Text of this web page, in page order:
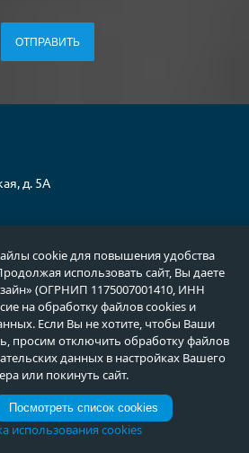
д. 5А
Услуги
Как купить
Документы
Фото продукции
cookie для повышения удобства
использовать сайт, Вы даете
(ОГРНИП 1175007001410, ИНН
на обработку файлов cookies и
Если Вы не хотите, чтобы Ваши
просим отключить обработку файлов
данных в настройках Вашего
или покинуть сайт.
Посмотреть список cookies
использования cookies